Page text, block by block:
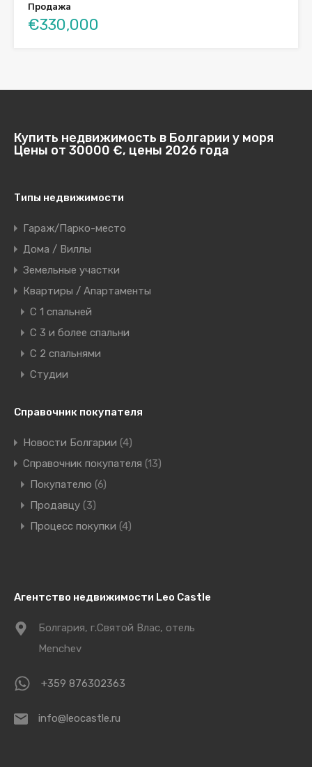
Продажа
€330,000
Купить недвижимость в Болгарии у моря
Цены от 30000 €, цены 2026 года
Типы недвижимости
Гараж/Парко-место
Дома / Виллы
Земельные участки
Квартиры / Апартаменты
C 1 спальней
C 3 и более спальни
С 2 спальнями
Студии
Справочник покупателя
Новости Болгарии (4)
Справочник покупателя (13)
Покупателю (6)
Продавцу (3)
Процесс покупки (4)
Агентство недвижимости Leo Castle
Болгария, г.Святой Влас, отель
Menchev
+359 876302363
info@leocastle.ru